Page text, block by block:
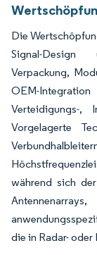
Die
Signal-Design
Verpackung,
OEM-
Verteidigungs-,
Vorgelagerte
während sich
die in Radar-